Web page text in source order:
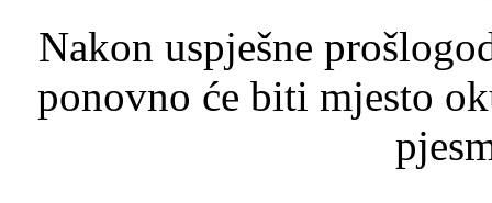
Nakon uspješne
ponovno će biti mjesto